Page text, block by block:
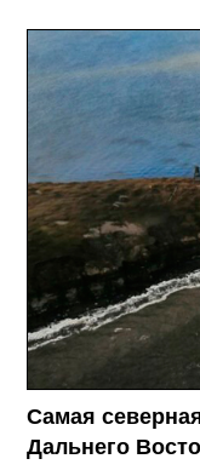
Самая
Дальнего